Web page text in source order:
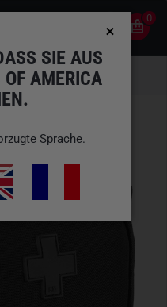
0
SIE AUS
AMERICA
Sprache.